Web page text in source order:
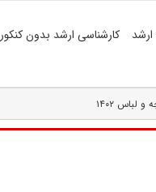
کارشناسی ارشد بدون کنکور
لباس ۱۴۰۲